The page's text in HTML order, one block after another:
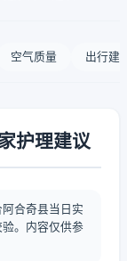
空气质量 出行建
护理建议
合奇县当日实
。内容仅供参